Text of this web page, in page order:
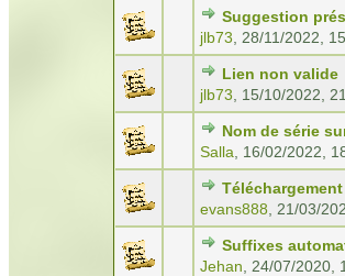
Suggestion
jlb73
28/11/2022,
Lien non valide
jlb73
15/10/2022,
Nom de série
Salla
16/02/2022,
evans888
21/03/
Suffixes
Jehan
24/07/2020,